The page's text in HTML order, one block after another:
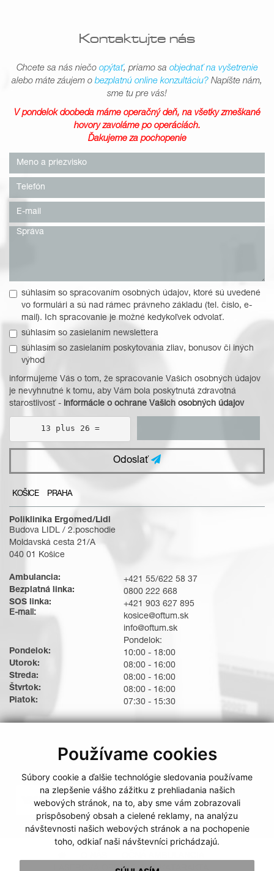
Používame cookies
Súbory cookie a ďalšie technológie sledovania používame
na zlepšenie vášho zážitku z prehliadania našich
webových stránok, na to, aby sme vám zobrazovali
prispôsobený obsah a cielené reklamy, na analýzu
návštevnosti našich webových stránok a na pochopenie
toho, odkiaľ naši návštevníci prichádzajú.
Kontaktujte nás
Chcete sa nás niečo opýtať, priamo sa objednať na vyšetrenie
alebo máte záujem o bezplatnú online konzultáciu? Napíšte nám,
sme tu pre vás!
V pondelok doobeda máme operačný deň, na všetky zmeškané
hovory zavoláme po operáciách.
Ďakujeme za pochopenie
súhlasím so spracovaním osobných údajov, ktoré sú uvedené
vo formulári a sú nad rámec právneho základu (tel. číslo, e-
mail). Ich spracovanie je možné kedykoľvek odvolať.
súhlasím so zasielaním newslettera
súhlasím so zasielaním poskytovania zliav, bonusov či iných
výhod
informujeme Vás o tom, že spracovanie Vašich osobných údajov
je nevyhnutné k tomu, aby Vám bola poskytnutá zdravotná
starostlivosť - informácie o ochrane Vašich osobných údajov
13 plus 26 =
Odoslať
KOŠICE PRAHA
Poliklinika Ergomed/Lidl
Budova LIDL / 2.poschodie
Moldavská cesta 21/A
040 01 Košice
Ambulancia:
+421 55/622 58 37
Bezplatná linka:
0800 222 668
SOS linka:
E-mail:
+421 903 627 895
kosice@oftum.sk
info@oftum.sk
Pondelok:
Pondelok:
10:00 - 18:00
Utorok:
08:00 - 16:00
Streda:
08:00 - 16:00
Štvrtok:
08:00 - 16:00
Piatok:
07:30 - 15:30
Možnosti platby
LASEROVÁ OPERÁCIA